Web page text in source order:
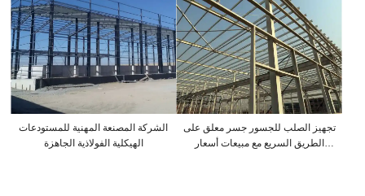
الشركة المصنعة المهنية للمستودعات
الهيكلية الفولاذية الجاهزة
تجهيز الصلب للجسور جسر معلق على
الطريق السريع مع مبيعات أسعار